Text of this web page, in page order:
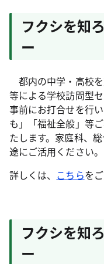
フクシを知
ー
都内の中学・高校
等による学校訪問型
事前にお打合せを行
も」「福祉全般」等
たします。家庭科、
途にご活用ください。
詳しくは、 こちらを
フクシを知
ー